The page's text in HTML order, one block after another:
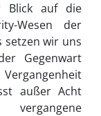
Blick auf die
Wesen der
setzen wir uns
Gegenwart
außer Acht